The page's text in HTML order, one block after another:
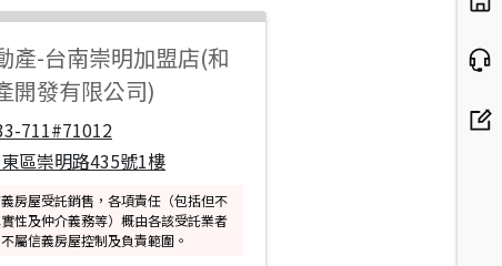
產-台南崇明加盟店(和
開發有限公司)
711#71012
區崇明路435號1樓
房屋受託銷售，各項責任（包括但不
性及仲介義務等）概由各該受託業者
屬信義房屋控制及負責範圍。